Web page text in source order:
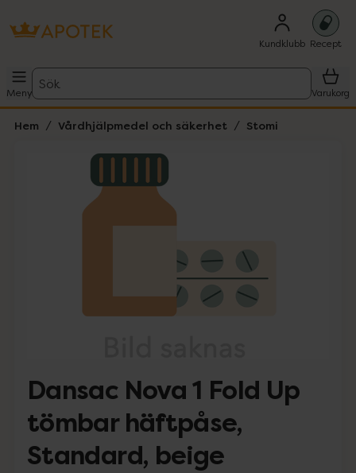
Kundklubb Recept
Meny
Sök
Varukorg
Hem Vårdhjälpmedel och säkerhet Stomi
Lista: . Innehåller 1 objekt.
Dansac Nova 1 Fold Up
tömbar häftpåse,
Standard, beige